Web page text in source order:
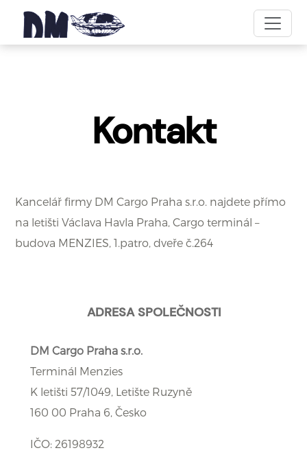
Kontakt
Kancelář firmy DM Cargo Praha s.r.o. najdete přímo
na letišti Václava Havla Praha, Cargo terminál –
budova MENZIES, 1.patro, dveře č.264
ADRESA SPOLEČNOSTI
DM Cargo Praha s.r.o.
Terminál Menzies
K letišti 57/1049, Letište Ruzyně
160 00 Praha 6, Česko
IČO: 26198932